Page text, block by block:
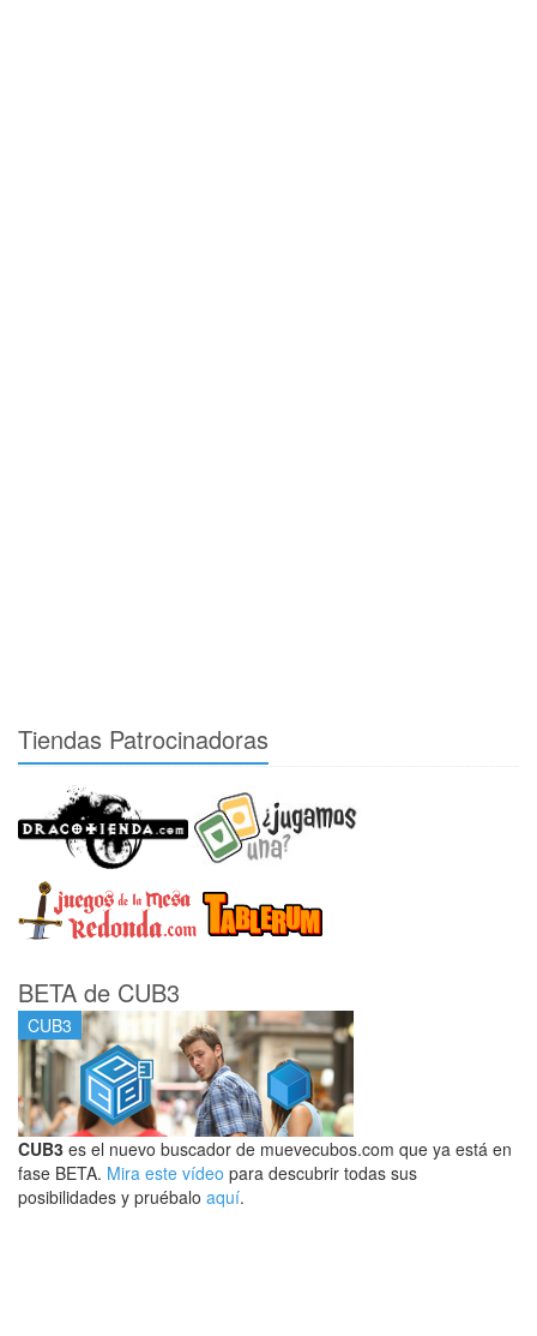
Tiendas Patrocinadoras
BETA de CUB3
CUB3
CUB3 es el nuevo buscador de muevecubos.com que ya está en
fase BETA. Mira este vídeo para descubrir todas sus
posibilidades y pruébalo aquí.